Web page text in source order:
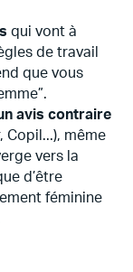
qui vont à
de travail
que vous
avis contraire
Copil...), même
vers la
d’être
féminine